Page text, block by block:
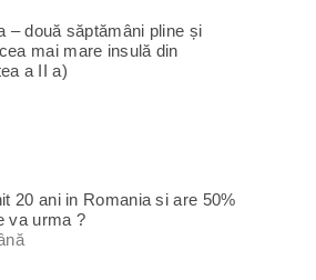
– două săptămâni pline și
mai mare insulă din
a II a)
20 ani in Romania si are 50%
va urma ?